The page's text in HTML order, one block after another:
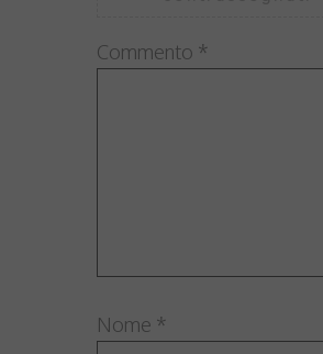
Commento *
Nome *